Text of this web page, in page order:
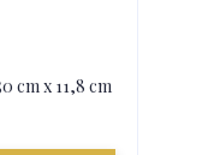
cm x 11,8 cm